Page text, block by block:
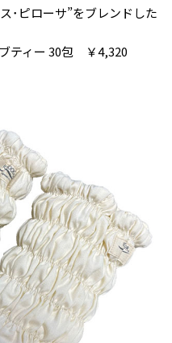
･ピローサ”をブレンドした
ティー 30包 ￥4,320